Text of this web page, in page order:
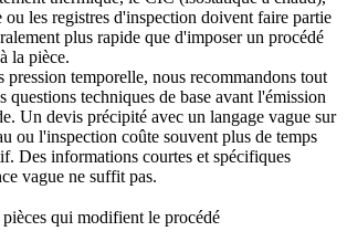
les registres d'inspection doivent faire partie
plus rapide que d'imposer un procédé
la pièce.
pression temporelle, nous recommandons tout
questions techniques de base avant l'émission
Un devis précipité avec un langage vague sur
ou l'inspection coûte souvent plus de temps
Des informations courtes et spécifiques
vague ne suffit pas.
pièces qui modifient le procédé